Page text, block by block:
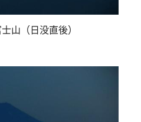
山（日没直後）